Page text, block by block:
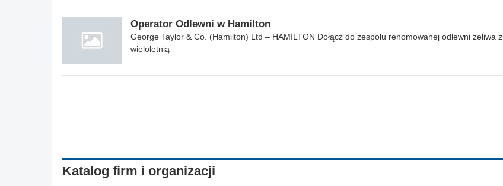
Operator Odlewni w Hamilton
George Taylor & Co. (Hamilton) Ltd – HAMILTON Dołącz do zespołu renomowanej odlewni żeliwa z
wieloletnią
Katalog firm i organizacji